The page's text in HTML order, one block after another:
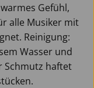
Gefühl,
alle Musiker mit
Reinigung:
Wasser und
Schmutz haftet